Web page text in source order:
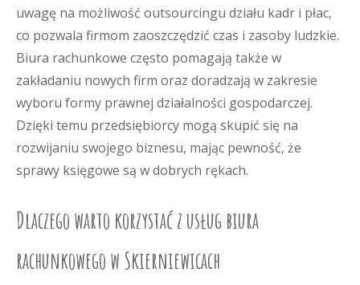
uwagę na możliwość outsourcingu działu kadr i płac,
co pozwala firmom zaoszczędzić czas i zasoby ludzkie.
Biura rachunkowe często pomagają także w
zakładaniu nowych firm oraz doradzają w zakresie
wyboru formy prawnej działalności gospodarczej.
Dzięki temu przedsiębiorcy mogą skupić się na
rozwijaniu swojego biznesu, mając pewność, że
sprawy księgowe są w dobrych rękach.
Dlaczego warto korzystać z usług biura
rachunkowego w Skierniewicach